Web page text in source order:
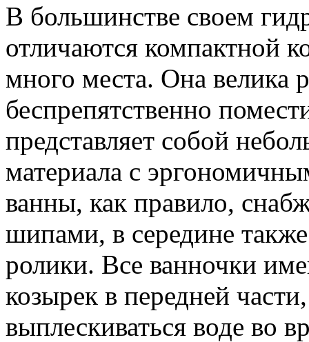
В большинстве своем
отличаются компактной
много места. Она велика
беспрепятственно
представляет собой
материала с
ванны, как правило,
шипами, в середине
ролики. Все ванночки
козырек в передней
выплескиваться воде во